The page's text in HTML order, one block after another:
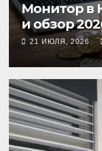
Монитор в
и обзор
Shop.kz
21 ИЮЛЯ, 2026